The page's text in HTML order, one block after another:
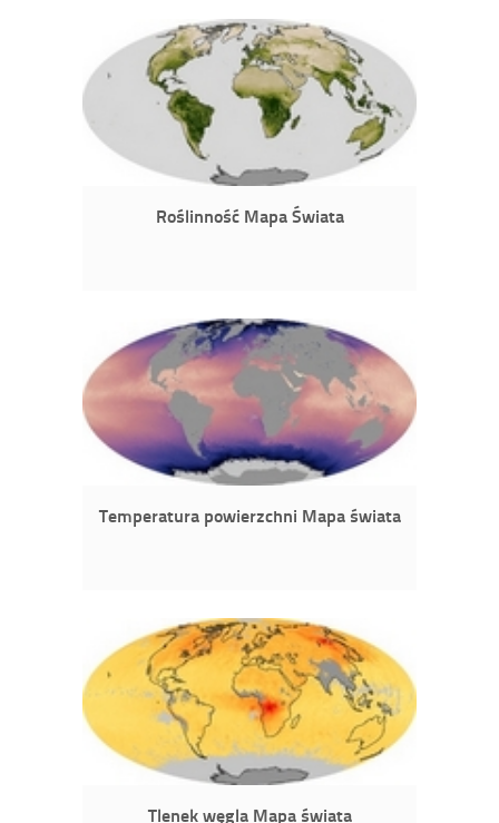
Roślinność Mapa Świata
Temperatura powierzchni Mapa świata
Tlenek węgla Mapa świata